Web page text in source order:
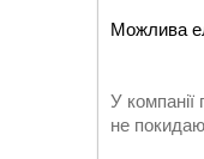
У компанії
не